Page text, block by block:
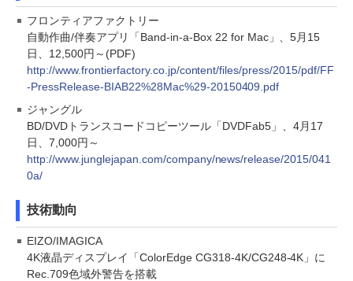
フロンティアファクトリー
自動作曲/伴奏アプリ「Band-in-a-Box 22 for Mac」、5月15
日、12,500円～(PDF)
http://www.frontierfactory.co.jp/content/files/press/2015/pdf/FF
-PressRelease-BIAB22%28Mac%29-20150409.pdf
ジャングル
BD/DVDトランスコードコピーツール「DVDFab5」、4月17
日、7,000円～
http://www.junglejapan.com/company/news/release/2015/041
0a/
技術動向
EIZO/IMAGICA
4K液晶ディスプレイ「ColorEdge CG318-4K/CG248-4K」に
Rec.709色域外警告を搭載